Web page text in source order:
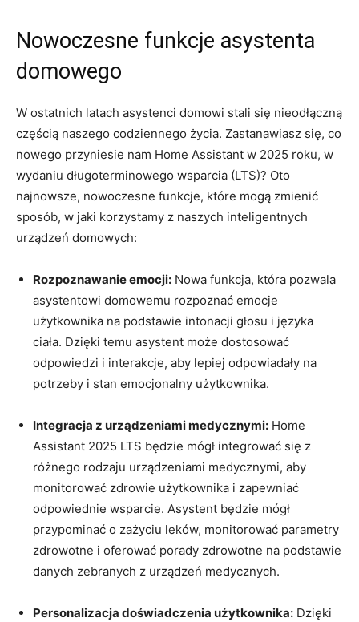
Nowoczesne funkcje asystenta
domowego
W ostatnich latach asystenci ⁣domowi stali się‍ nieodłączną
⁤częścią naszego codziennego życia. Zastanawiasz się, co
nowego⁢ przyniesie nam Home Assistant w 2025 roku,‌ w
wydaniu długoterminowego‍ wsparcia (LTS)? Oto
najnowsze, nowoczesne funkcje, które mogą zmienić
sposób, ‌w jaki‍ korzystamy z naszych inteligentnych​
urządzeń ⁣domowych:
Rozpoznawanie emocji: Nowa funkcja, ‍która pozwala
asystentowi ‍domowemu⁣ rozpoznać emocje
użytkownika na podstawie intonacji ​głosu ‍i języka‍
ciała. Dzięki temu asystent może dostosować⁤
odpowiedzi i interakcje,‌ aby lepiej ​odpowiadały na
potrzeby i stan​ emocjonalny użytkownika.
Integracja ‌z urządzeniami medycznymi: Home‌
Assistant 2025 LTS będzie mógł integrować się z
różnego rodzaju urządzeniami medycznymi,⁣ aby
monitorować zdrowie użytkownika i zapewniać
‍odpowiednie‍ wsparcie.⁤ Asystent będzie mógł
przypominać o‍ zażyciu leków, monitorować parametry
⁣zdrowotne i oferować porady zdrowotne na podstawie⁤
danych zebranych z urządzeń medycznych.
Personalizacja doświadczenia użytkownika: Dzięki